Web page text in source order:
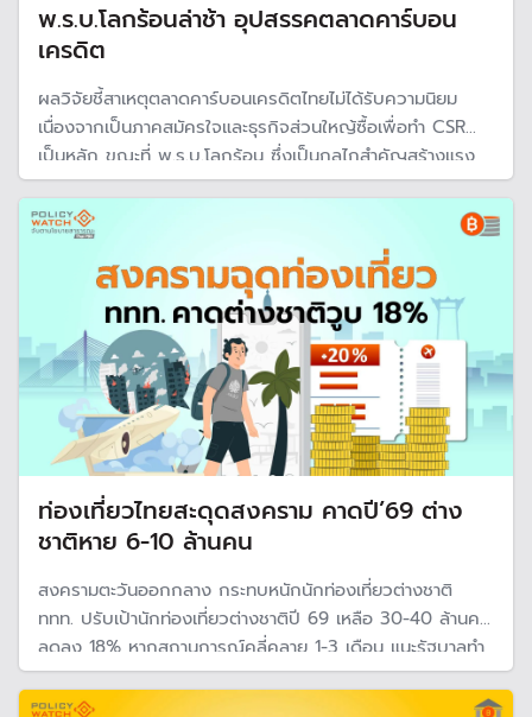
พ.ร.บ.โลกร้อนล่าช้า อุปสรรคตลาดคาร์บอน
เครดิต
ผลวิจัยชี้สาเหตุตลาดคาร์บอนเครดิตไทยไม่ได้รับความนิยม
เนื่องจากเป็นภาคสมัครใจและธุรกิจส่วนใหญ้ซื้อเพื่อทำ CSR
เป็นหลัก ขณะที่ พ.ร.บ.โลกร้อน ซึ่งเป็นกลไกสำคัญสร้างแรง
จูงใจและมาตรการภาคบังคับเพื่อขับเคลื่อนตลาด ยังมีความ
ล่าช้า
ท่องเที่ยวไทยสะดุดสงคราม คาดปี’69 ต่าง
ชาติหาย 6-10 ล้านคน
สงครามตะวันออกกลาง กระทบหนักนักท่องเที่ยวต่างชาติ
ททท. ปรับเป้านักท่องเที่ยวต่างชาติปี 69 เหลือ 30-40 ล้านคน
ลดลง 18% หากสถานการณ์คลี่คลาย 1-3 เดือน แนะรัฐบาลทำ
แผนกระตุ้นท่องเที่ยวในตลาดเอเชียและท่องเที่ยวภายในประเทศ